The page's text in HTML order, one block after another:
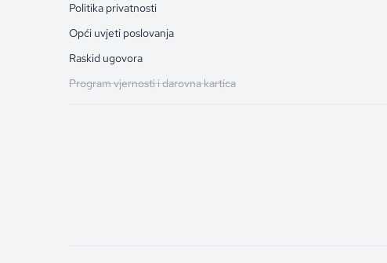
Politika privatnosti
Opći uvjeti poslovanja
Raskid ugovora
Program vjernosti i darovna kartica